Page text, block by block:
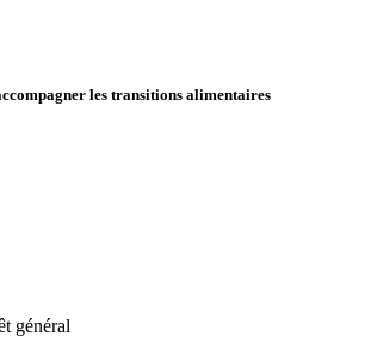
les transitions alimentaires
général